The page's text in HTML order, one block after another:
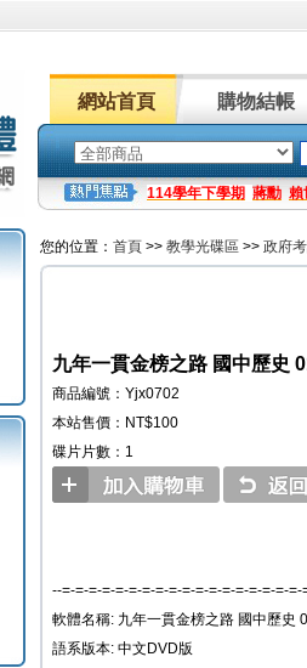
網站首頁 購物結帳
114學年下學期 蔣勳 賴
您的位置： 首頁 >> 教學光碟區 >> 政府
九年一貫金榜之路 國中歷史
商品編號：Yjx0702
本站售價：NT$100
碟片片數：1
--=-=-=-=-=-=-=-=-=-=-=-=-=-=-=-=-=-
軟體名稱: 九年一貫金榜之路 國中歷史
語系版本: 中文DVD版